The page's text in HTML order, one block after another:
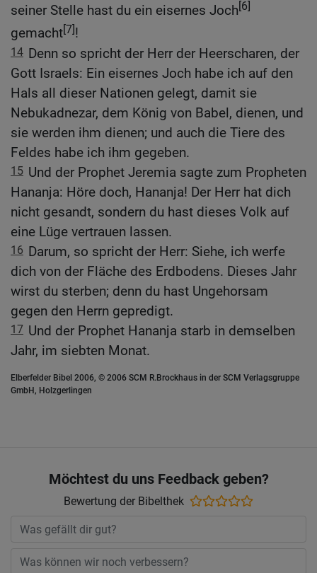
seiner Stelle hast du ein eisernes Joch[6]
gemacht[7]!
14 Denn so spricht der Herr der Heerscharen, der
Gott Israels: Ein eisernes Joch habe ich auf den
Hals all dieser Nationen gelegt, damit sie
Nebukadnezar, dem König von Babel, dienen, und
sie werden ihm dienen; und auch die Tiere des
Feldes habe ich ihm gegeben.
15 Und der Prophet Jeremia sagte zum Propheten
Hananja: Höre doch, Hananja! Der Herr hat dich
nicht gesandt, sondern du hast dieses Volk auf
eine Lüge vertrauen lassen.
16 Darum, so spricht der Herr: Siehe, ich werfe
dich von der Fläche des Erdbodens. Dieses Jahr
wirst du sterben; denn du hast Ungehorsam
gegen den Herrn gepredigt.
17 Und der Prophet Hananja starb in demselben
Jahr, im siebten Monat.
Elberfelder Bibel 2006, © 2006 SCM R.Brockhaus in der SCM Verlagsgruppe
GmbH, Holzgerlingen
Möchtest du uns Feedback geben?
Bewertung der Bibelthek